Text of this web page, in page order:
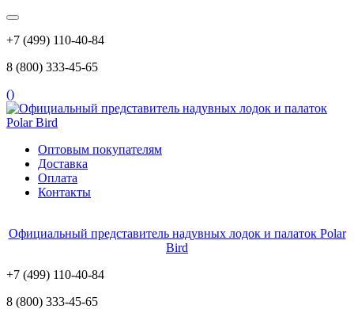
+7 (499) 110-40-84
8 (800) 333-45-65
()
Оптовым покупателям
Доставка
Оплата
Контакты
Официальный представитель надувных лодок и палаток Polar
Bird
+7 (499) 110-40-84
8 (800) 333-45-65